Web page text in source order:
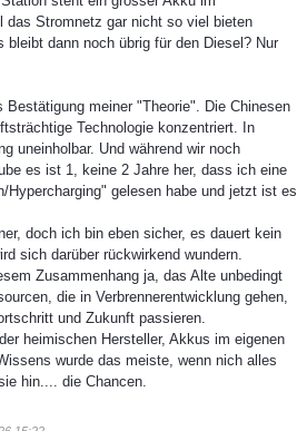
das Stromnetz gar nicht so viel bieten
bleibt dann noch übrig für den Diesel? Nur
Bestätigung meiner "Theorie". Die Chinesen
Technologie konzentriert. In
uneinholbar. Und während wir noch
es ist 1, keine 2 Jahre her, dass ich eine
Hypercharging" gelesen habe und jetzt ist es
doch ich bin eben sicher, es dauert kein
sich darüber rückwirkend wundern.
Zusammenhang ja, das Alte unbedingt
die in Verbrennerentwicklung gehen,
und Zukunft passieren.
heimischen Hersteller, Akkus im eigenen
wurde das meiste, wenn nich alles
hin.... die Chancen.